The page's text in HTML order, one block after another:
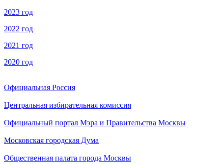
2023 год
2022 год
2021 год
2020 год
Официальная Россия
Центральная избирательная комиссия
Официальный портал Мэра и Правительства Москвы
Московская городская Дума
Общественная палата города Москвы